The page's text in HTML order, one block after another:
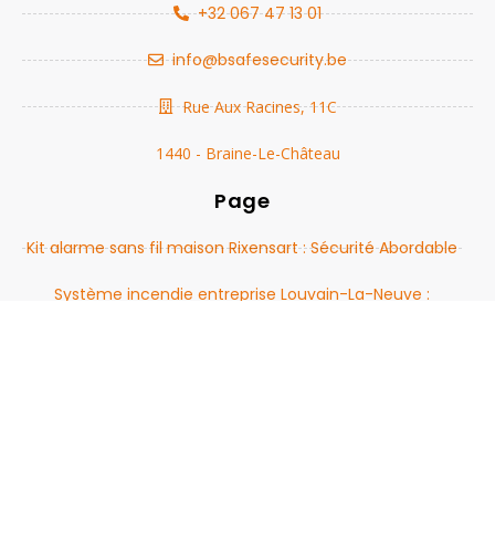
+32 067 47 13 01
info@bsafesecurity.be
Rue Aux Racines, 11C
1440 - Braine-Le-Château
Page
Kit alarme sans fil maison Rixensart : Sécurité Abordable
Système incendie entreprise Louvain-La-Neuve :